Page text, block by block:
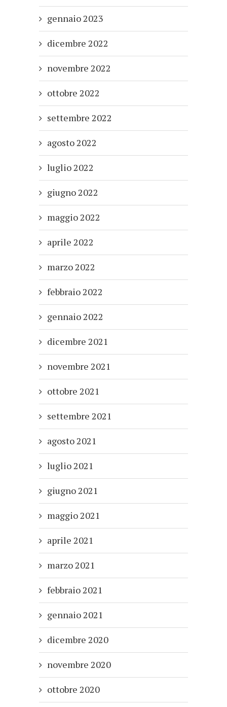
gennaio 2023
dicembre 2022
novembre 2022
ottobre 2022
settembre 2022
agosto 2022
luglio 2022
giugno 2022
maggio 2022
aprile 2022
marzo 2022
febbraio 2022
gennaio 2022
dicembre 2021
novembre 2021
ottobre 2021
settembre 2021
agosto 2021
luglio 2021
giugno 2021
maggio 2021
aprile 2021
marzo 2021
febbraio 2021
gennaio 2021
dicembre 2020
novembre 2020
ottobre 2020